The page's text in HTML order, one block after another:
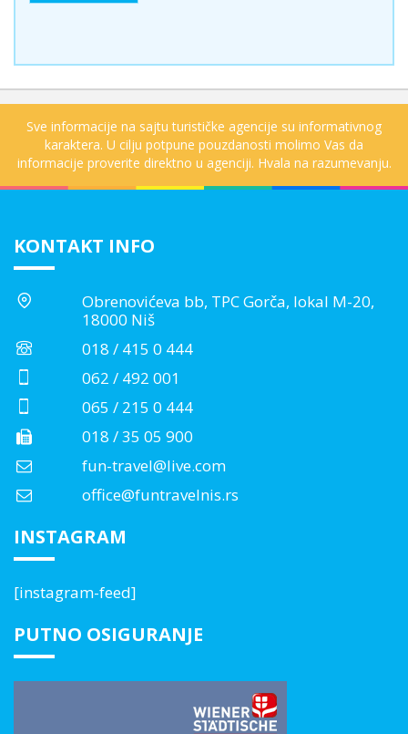
Sve informacije na sajtu turističke agencije su informativnog
karaktera. U cilju potpune pouzdanosti molimo Vas da
informacije proverite direktno u agenciji. Hvala na razumevanju.
KONTAKT INFO
Obrenovićeva bb, TPC Gorča, lokal M-20,
18000 Niš
018 / 415 0 444
062 / 492 001
065 / 215 0 444
018 / 35 05 900
fun-travel@live.com
office@funtravelnis.rs
INSTAGRAM
[instagram-feed]
PUTNO OSIGURANJE